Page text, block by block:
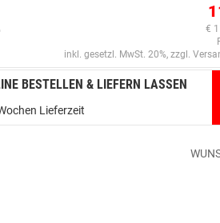
€
inkl. gesetzl. MwSt. 20%, zzgl.
BESTELLEN & LIEFERN LASSEN
Lieferzeit